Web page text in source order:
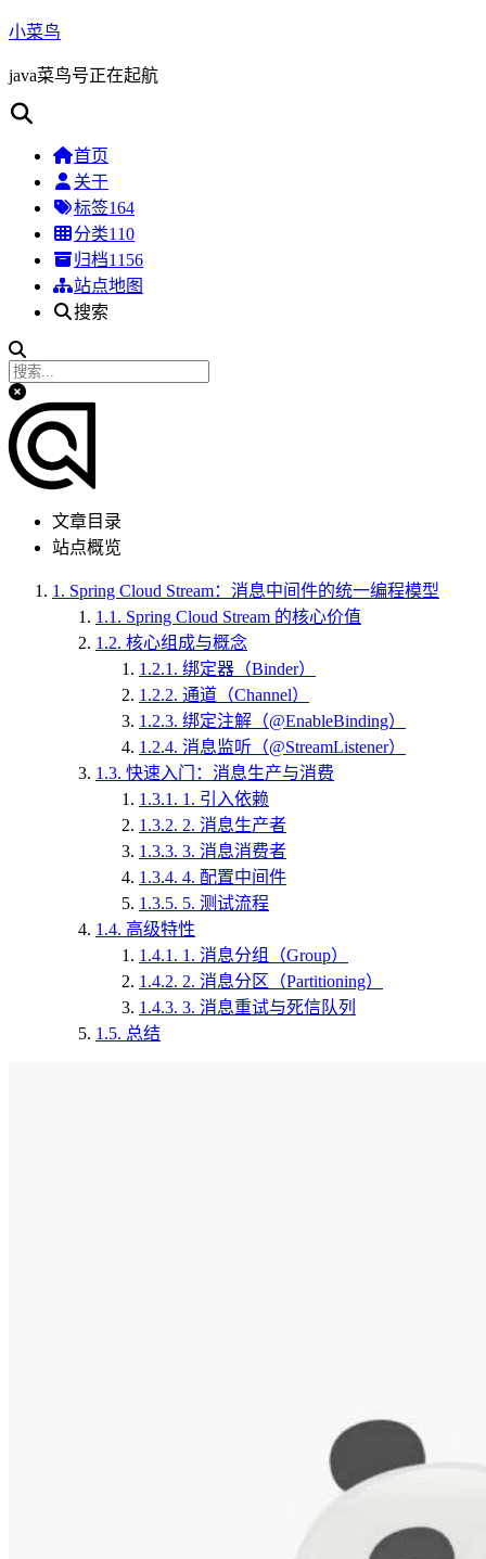
小菜鸟
java菜鸟号正在起航
首页
关于
标签164
分类110
归档1156
站点地图
搜索
文章目录
站点概览
1. Spring Cloud Stream：消息中间件的统一编程模型
1.1. Spring Cloud Stream 的核心价值
1.2. 核心组成与概念
1.2.1. 绑定器（Binder）
1.2.2. 通道（Channel）
1.2.3. 绑定注解（@EnableBinding）
1.2.4. 消息监听（@StreamListener）
1.3. 快速入门：消息生产与消费
1.3.1. 1. 引入依赖
1.3.2. 2. 消息生产者
1.3.3. 3. 消息消费者
1.3.4. 4. 配置中间件
1.3.5. 5. 测试流程
1.4. 高级特性
1.4.1. 1. 消息分组（Group）
1.4.2. 2. 消息分区（Partitioning）
1.4.3. 3. 消息重试与死信队列
1.5. 总结